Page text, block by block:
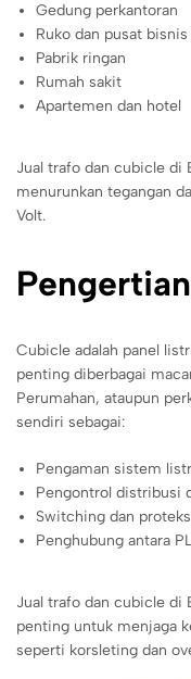
Gedung perkantoran
Ruko dan pusat bisnis
Pabrik ringan
Rumah sakit
Apartemen dan hotel
Jual trafo dan cubicle di
menurunkan tegangan
Volt.
Cubicle adalah panel
penting diberbagai
Perumahan, ataupun
sendiri sebagai:
Pengaman sistem
Pengontrol distribusi
Switching dan
Penghubung antara
Jual trafo dan cubicle di
penting untuk menjaga
seperti korsleting dan